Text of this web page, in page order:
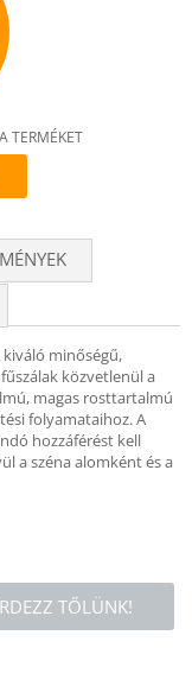
TERMÉKET
minőségű,
közvetlenül a
magas rosttartalmú
folyamataihoz. A
hozzáférést kell
a széna alomként és a
TŐLÜNK!